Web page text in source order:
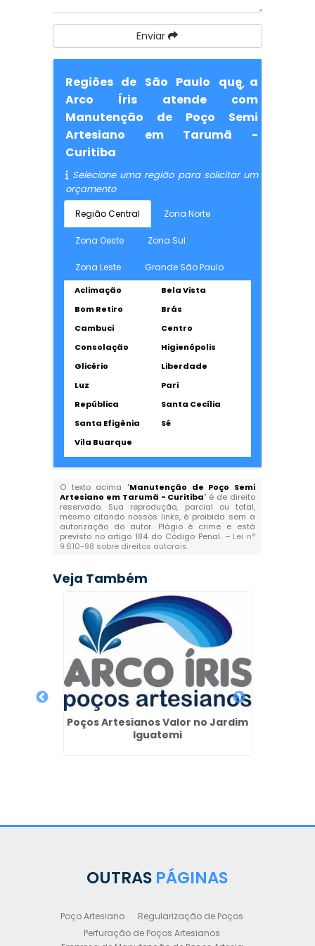
Enviar
Regiões de São Paulo que a
Arco Íris atende com
Manutenção de Poço Semi
Artesiano em Tarumã -
Curitiba
Selecione uma região para solicitar um
orçamento
Região Central Zona Norte
Zona Oeste Zona Sul
Zona Leste Grande São Paulo
Aclimação
Bela Vista
Bom Retiro
Brás
Cambuci
Centro
Consolação
Higienópolis
Glicério
Liberdade
Luz
Pari
República
Santa Cecília
Santa Efigênia
Sé
Vila Buarque
O texto acima "Manutenção de Poço Semi
Artesiano em Tarumã - Curitiba" é de direito
reservado. Sua reprodução, parcial ou total,
mesmo citando nossos links, é proibida sem a
autorização do autor. Plágio é crime e está
previsto no artigo 184 do Código Penal. – Lei n°
9.610-98 sobre direitos autorais.
Veja Também
Poços Artesianos Valor no Jardim
Iguatemi
OUTRAS PÁGINAS
Poço Artesiano
Regularização de Poços
Perfuração de Poços Artesianos